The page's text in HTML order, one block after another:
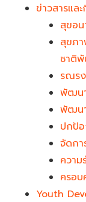
ข่าวสารแล
สุขอน
สุขภา
ชาติ
รณร
พัฒน
พัฒนา
ปกป้
จัดก
ควา
ครอ
Youth